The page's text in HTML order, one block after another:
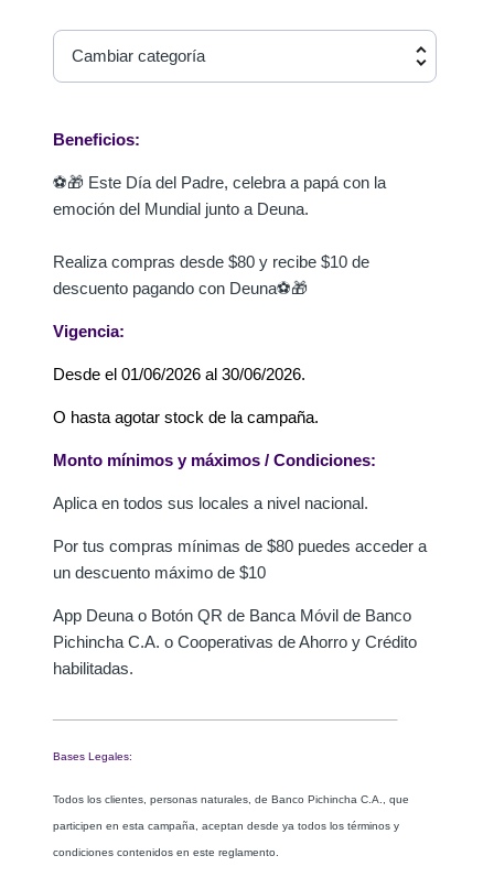
Cambiar categoría
Beneficios:
⚽🎁 Este Día del Padre, celebra a papá con la
emoción del Mundial junto a Deuna.
Realiza compras desde $80 y recibe $10 de
descuento pagando con Deuna⚽🎁
Vigencia:
Desde el 01/06/2026 al 30/06/2026.
O hasta agotar stock de la campaña.
Monto mínimos y máximos / Condiciones:
Aplica en todos sus locales a nivel nacional.
Por tus compras mínimas de $80 puedes acceder a
un descuento máximo de $10
App Deuna o Botón QR de Banca Móvil de Banco
Pichincha C.A. o Cooperativas de Ahorro y Crédito
habilitadas.
Bases Legales:
Todos los clientes, personas naturales, de Banco Pichincha C.A., que
participen en esta campaña, aceptan desde ya todos los términos y
condiciones contenidos en este reglamento.